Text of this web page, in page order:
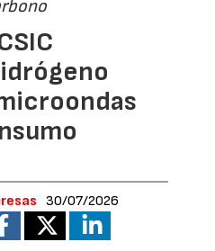
30/07/2026